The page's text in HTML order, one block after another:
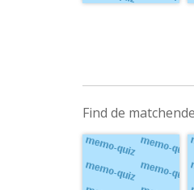
Find de
flygter